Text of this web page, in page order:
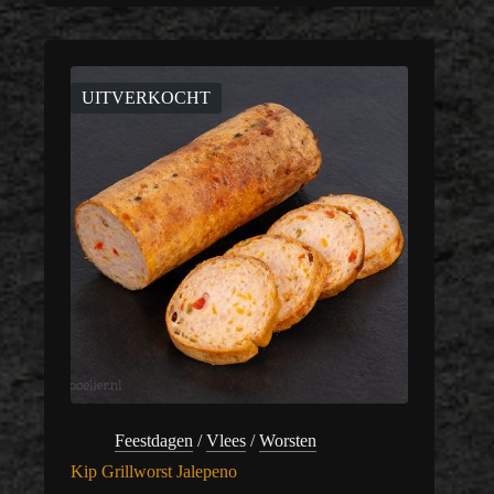
€ 7,30
meerdere
variaties.
Deze
optie
gekozen
productpagina
UITVERKOCHT
Feestdagen /Vlees /Worsten
Kip Grillworst Jalepeno